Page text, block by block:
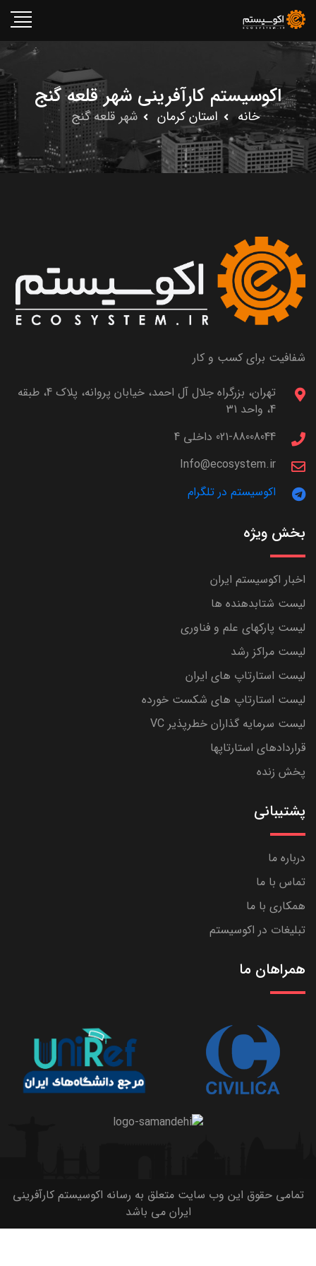
اکوسیستم کارآفرینی شهر قلعه گنج
خانه استان کرمان شهر قلعه گنج
شفافیت برای کسب و کار
تهران، بزرگراه جلال آل احمد، خیابان پروانه، پلاک 4، طبقه
4، واحد 31
021-88008044 داخلی 4
Info@ecosystem.ir
اکوسیستم در تلگرام
بخش ویژه
اخبار اکوسیستم ایران
لیست شتابدهنده ها
لیست پارکهای علم و فناوری
لیست مراکز رشد
لیست استارتاپ های ایران
لیست استارتاپ های شکست خورده
لیست سرمایه گذاران خطرپذیر VC
قراردادهای استارتاپها
پخش زنده
پشتیبانی
درباره ما
تماس با ما
همکاری با ما
تبلیغات در اکوسیستم
همراهان ما
تمامی حقوق این وب سایت متعلق به رسانه اکوسیستم کارآفرینی
ایران می باشد